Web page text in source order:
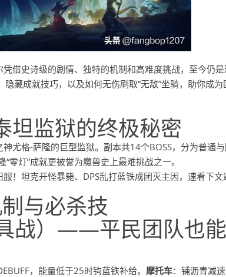
借史诗级的剧情、独特的机制和高难度挑战，至今仍
隐藏成就技巧，以及如何无伤刷取“无敌”坐骑，助你成
坦监狱的终极秘密
尤格-萨隆的巨型监狱。副本共14个BOSS，分为普通
灯”成就更被誉为魔兽史上最难挑战之一。
！坦克开怪暴毙、DPS乱打蓝铁成团灭主因，速看下文
与必杀技
战）——平民团队也
，能量低于25时钩蓝铁补给。 摩托车：铺沥青减速